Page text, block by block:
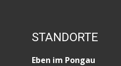
STANDORTE
Eben im Pongau